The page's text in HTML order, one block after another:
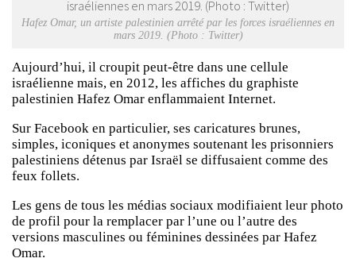
Hafez Omar, un artiste palestinien arrêté par les forces israéliennes en
mars 2019. (Photo : Twitter)
Aujourd’hui, il croupit peut-être dans une cellule
israélienne mais, en 2012, les affiches du graphiste
palestinien Hafez Omar enflammaient Internet.
Sur Facebook en particulier, ses caricatures brunes,
simples, iconiques et anonymes soutenant les prisonniers
palestiniens détenus par Israël se diffusaient comme des
feux follets.
Les gens de tous les médias sociaux modifiaient leur photo
de profil pour la remplacer par l’une ou l’autre des
versions masculines ou féminines dessinées par Hafez
Omar.